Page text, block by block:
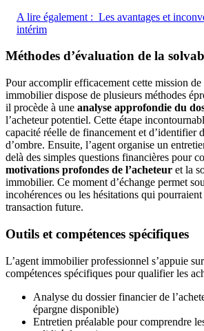
A lire également : Les avantages et
intérim
Méthodes d’évaluation de la
Pour accomplir efficacement cette mission de
immobilier dispose de plusieurs méthodes
il procède à une analyse approfondie du
l’acheteur potentiel. Cette étape
capacité réelle de financement et d’identifier
d’ombre. Ensuite, l’agent organise un
delà des simples questions financières pour
motivations profondes de l’acheteur et la
immobilier. Ce moment d’échange permet
incohérences ou les hésitations qui
transaction future.
Outils et compétences spécifiques
L’agent immobilier professionnel s’appuie
compétences spécifiques pour qualifier les
Analyse du dossier financier de
épargne disponible)
Entretien préalable pour comprendre